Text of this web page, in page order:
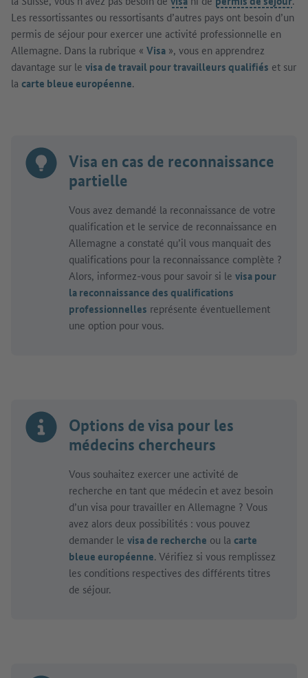
Les ressortissantes ou ressortisants d’autres pays ont besoin d’un
permis de séjour pour exercer une activité professionnelle en
Allemagne. Dans la rubrique « Visa », vous en apprendrez
davantage sur le visa de travail pour travailleurs qualifiés et sur
la carte bleue européenne.
Visa en cas de reconnaissance
partielle
Vous avez demandé la reconnaissance de votre
qualification et le service de reconnaissance en
Allemagne a constaté qu’il vous manquait des
qualifications pour la reconnaissance complète ?
Alors, informez-vous pour savoir si le visa pour
la reconnaissance des qualifications
professionnelles représente éventuellement
une option pour vous.
Options de visa pour les
médecins chercheurs
Vous souhaitez exercer une activité de
recherche en tant que médecin et avez besoin
d’un visa pour travailler en Allemagne ? Vous
avez alors deux possibilités : vous pouvez
demander le visa de recherche ou la carte
bleue européenne. Vérifiez si vous remplissez
les conditions respectives des différents titres
de séjour.